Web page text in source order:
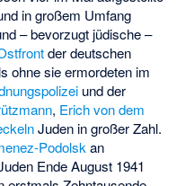
in großem Umfang
– bevorzugt jüdische –
der deutschen
ohne sie ermordeten im
und der
, Erich von dem
Juden in großer Zahl.
Podolsk an
Ende August 1941